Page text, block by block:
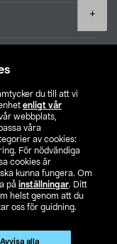
du till att vi
enligt vår
webbplats,
våra
av cookies:
För nödvändiga
cookies är
kunna fungera. Om
på inställningar. Ditt
helst genom att du
oss för guidning.
Avvisa alla
+